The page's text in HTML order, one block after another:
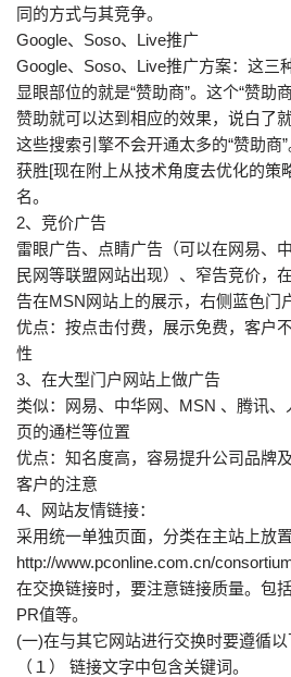
同的方式与其竞争。
Google、Soso、Live推广
Google、Soso、Live推广方案：这三
显眼部位的就是“赞助商”。这个“赞助
赞助就可以达到相应的效果，说白了
这些搜索引擎不会开通太多的“赞助商
获胜[现在附上从技术角度去优化的策
名。
2、竞价广告
雷眼广告、点睛广告（可以在网易、
民网等联盟网站出现）、窄告竞价，
告在MSN网站上的展示，右侧蓝色门
优点：按点击付费，展示免费，客户
性
3、在大型门户网站上做广告
类似：网易、中华网、MSN 、腾讯
页的通栏等位置
优点：知名度高，容易提升公司品牌
客户的注意
4、网站友情链接：
采用统一单独页面，分类在主站上放置
http://www.pconline.com.cn/
在交换链接时，要注意链接质量。包
PR值等。
(一)在与其它网站进行交换时要遵循以
（１） 链接文字中包含关键词。